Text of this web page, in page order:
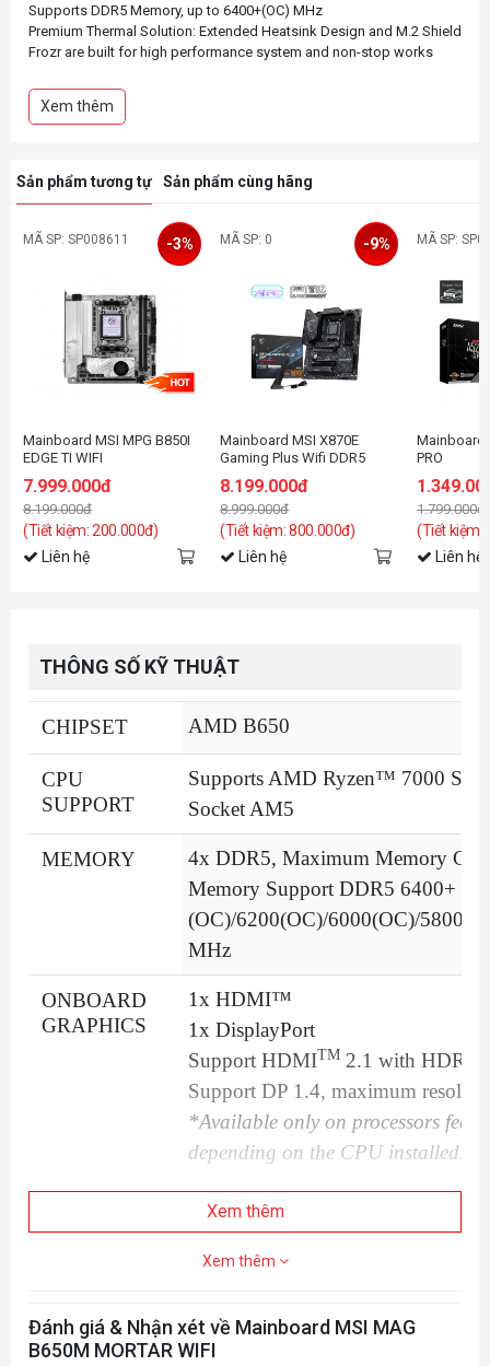
Supports DDR5 Memory, up to 6400+(OC) MHz
Premium Thermal Solution: Extended Heatsink Design and M.2 Shield
Frozr are built for high performance system and non-stop works
professional and multimedia use. Delivers a secure, stable and fast
network connection
Lightning USB 20G: Built-in USB 3.2 Gen 2x2 port, offers 20Gbps
Xem thêm
Sản phẩm tương tự Sản phẩm cùng hãng
MÃ SP: SP008611
Mainboard MSI MPG B850I
EDGE TI WIFI
7.999.000đ
8.199.000đ
(Tiết kiệm: 200.000đ)
-3%
Liên hệ
MÃ SP: 0
Mainboard MSI X870E
Gaming Plus Wifi DDR5
8.199.000đ
8.999.000đ
(Tiết kiệm: 800.000đ)
-9%
Liên hệ
MÃ SP:
Mainboard
PRO
1.799.000đ
(Tiết kiệm:
Liên hệ
THÔNG SỐ KỸ THUẬT
CHIPSET AMD B650
CPU
SUPPORT
Supports AMD Ryzen™ 7000
Socket AM5
MEMORY
4x DDR5, Maximum Memory
Memory Support DDR5 6400+
(OC)/6200(OC)/6000(OC)/
MHz
ONBOARD
GRAPHICS
1x HDMI™
1x DisplayPort
Support HDMITM 2.1 with HDR,
Support DP 1.4, maximum
*Available only on processors
depending on the CPU installed.
SLOT
2x PCI-E x16 slot
Support x16/ x4
1x PCI-E x1 slot
PCI_E2 PCIe 3.0 supports up to
PCI_E3 PCIe 4.0 supports up to
Xem thêm
Xem thêm
Đánh giá & Nhận xét về Mainboard MSI MAG
B650M MORTAR WIFI